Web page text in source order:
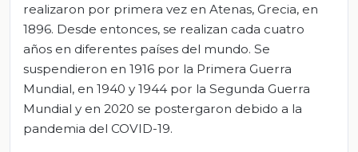
realizaron por primera vez en Atenas, Grecia, en
1896. Desde entonces, se realizan cada cuatro
años en diferentes países del mundo. Se
suspendieron en 1916 por la Primera Guerra
Mundial, en 1940 y 1944 por la Segunda Guerra
Mundial y en 2020 se postergaron debido a la
pandemia del COVID-19.